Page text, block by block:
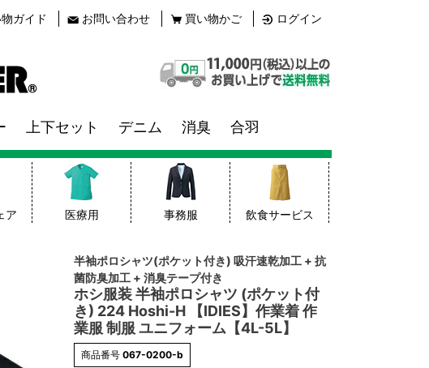
ガイド お問い合わせ 買い物かご ログイン
上下セット デニム 消臭 合羽
ア 医療用 事務服 飲食サービス
半袖ポロシャツ(ポケット付き) 吸汗速乾加工 + 抗
菌防臭加工 + 消臭テープ付き
ホシ服装 半袖ポロシャツ (ポケット付
き) 224 Hoshi-H 【IDIES】作業着 作
業服 制服 ユニフォーム【4L-5L】
商品番号 067-0200-b